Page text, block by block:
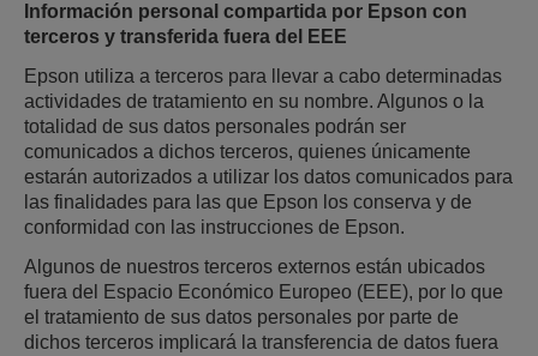
Información personal compartida por Epson con
terceros y transferida fuera del EEE
Epson utiliza a terceros para llevar a cabo determinadas
actividades de tratamiento en su nombre. Algunos o la
totalidad de sus datos personales podrán ser
comunicados a dichos terceros, quienes únicamente
estarán autorizados a utilizar los datos comunicados para
las finalidades para las que Epson los conserva y de
conformidad con las instrucciones de Epson.
Algunos de nuestros terceros externos están ubicados
fuera del Espacio Económico Europeo (EEE), por lo que
el tratamiento de sus datos personales por parte de
dichos terceros implicará la transferencia de datos fuera